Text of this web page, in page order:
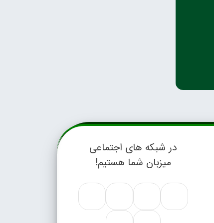
در شبکه های اجتماعی
میزبان شما هستیم!